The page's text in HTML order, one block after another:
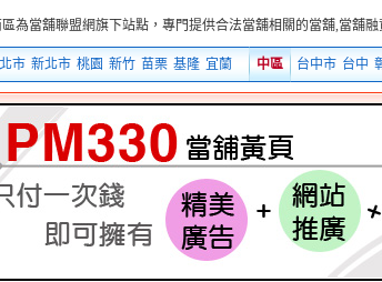
網旗下站點，專門提供合法當舖相關的當舖,當舖融資,當舖借
市 新北市 桃園 新竹 苗栗 基隆 宜蘭 中區 台中市 台中